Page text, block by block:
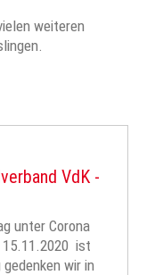
weiteren
VdK -
unter Corona
15.11.2020 ist
wir in